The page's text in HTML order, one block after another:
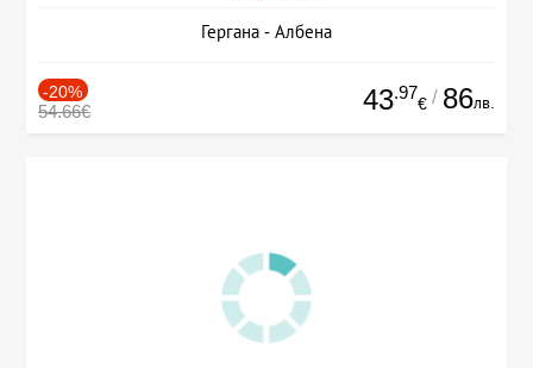
Гергана - Албена
-20%
54.66€ 43.97
€ / 86лв.